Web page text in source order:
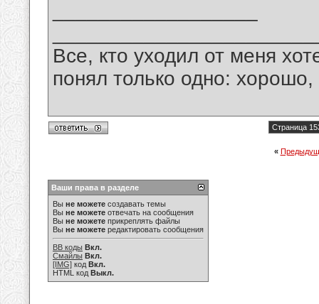
Все, кто уходил от меня
понял только одно:
Страница
«
Ваши права в разделе
Вы не можете создавать темы
Вы не можете отвечать на сообщения
Вы не можете прикреплять файлы
Вы не можете редактировать сообщения
BB коды Вкл.
Смайлы Вкл.
[IMG] код Вкл.
HTML код Выкл.